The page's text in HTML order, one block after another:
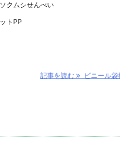
クムシせんべい
トPP
記事を読む ビニール袋